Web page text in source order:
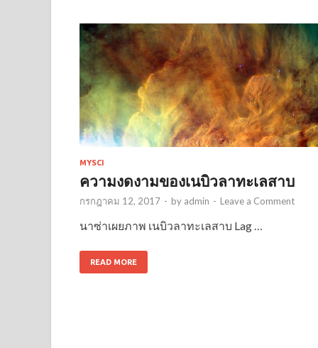
MYSCI
ความงดงามของเนบิวลาทะเลสาบ
กรกฎาคม 12, 2017 - by admin - Leave a Comment
นาซ่าเผยภาพ เนบิวลาทะเลสาบ Lag …
READ MORE